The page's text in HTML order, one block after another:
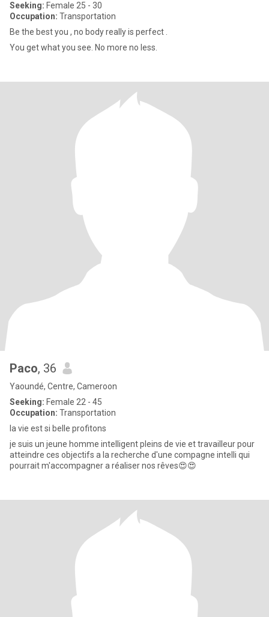
Seeking: Female 25 - 30
Occupation: Transportation
Be the best you , no body really is perfect .
You get what you see. No more no less.
Paco, 36
Yaoundé, Centre, Cameroon
Seeking: Female 22 - 45
Occupation: Transportation
la vie est si belle profitons
je suis un jeune homme intelligent pleins de vie et travailleur pour
atteindre ces objectifs a la recherche d'une compagne intelli qui
pourrait m'accompagner a réaliser nos rêves😍😍